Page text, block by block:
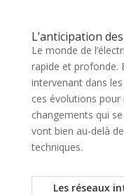
L’anticipation
Le monde de
rapide et profonde.
intervenant dans
ces évolutions pour
changements qui
vont bien au-delà
techniques.
Les réseaux